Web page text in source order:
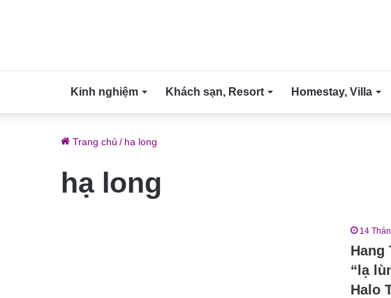
Kinh nghiệm Khách sạn, Resort Homestay, Villa
Trang chủ / hạ long
hạ long
14
Hang
“lạ
Halo